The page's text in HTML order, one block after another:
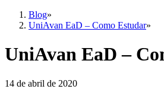
Blog»
UniAvan EaD – Como Estudar»
UniAvan EaD –
14 de abril de 2020